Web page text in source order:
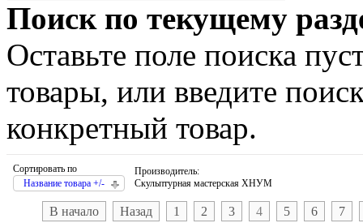
Поиск по текущему
Оставьте поле поиска
товары, или введите
конкретный товар.
Сортировать по
Название товара +/-
Производитель:
Скульптурная мастерская ХНУМ
В начало Назад 1 2 3 4 5 6 7